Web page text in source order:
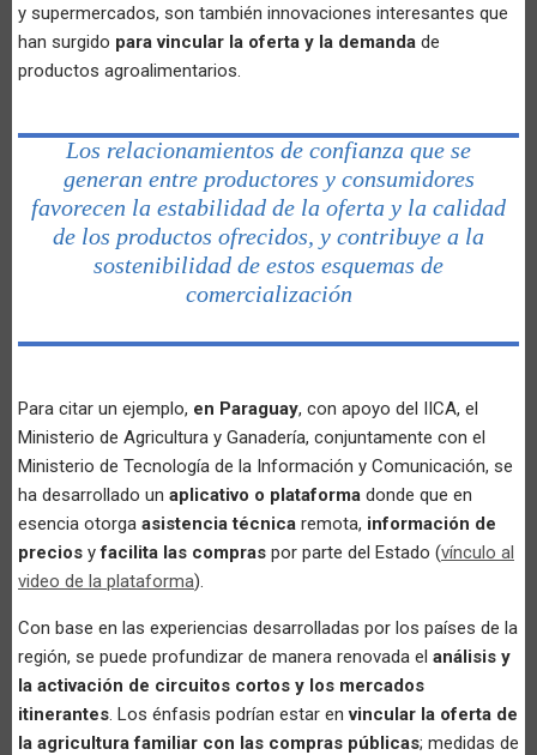
y supermercados, son también innovaciones interesantes que
han surgido para vincular la oferta y la demanda de
productos agroalimentarios.
Los relacionamientos de confianza que se
generan entre productores y consumidores
favorecen la estabilidad de la oferta y la calidad
de los productos ofrecidos, y contribuye a la
sostenibilidad de estos esquemas de
comercialización
Para citar un ejemplo, en Paraguay, con apoyo del IICA, el
Ministerio de Agricultura y Ganadería, conjuntamente con el
Ministerio de Tecnología de la Información y Comunicación, se
ha desarrollado un aplicativo o plataforma donde que en
esencia otorga asistencia técnica remota, información de
precios yfacilita las compras por parte del Estado (vínculo al
video de la plataforma).
Con base en las experiencias desarrolladas por los países de la
región, se puede profundizar de manera renovada el análisis y
la activación de circuitos cortos y los mercados
itinerantes. Los énfasis podrían estar envincular la oferta de
la agricultura familiar con las compras públicas; medidas de